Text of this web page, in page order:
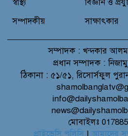
স্বাস্থ্য
সম্পাদকীয়
বিজ্ঞান ও
সাক্ষাৎকার
সম্পাদক : খন্দকার
প্রধান সম্পাদক :
ঠিকানা : ৫১/৫১, রিসোর্সফুল
মোবাইলঃ
প্রাইভেসি পলিসি | আমাদের